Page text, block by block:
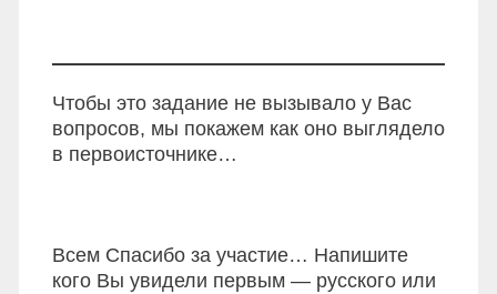
Чтобы это задание не вызывало у Вас
вопросов, мы покажем как оно выглядело
в первоисточнике…
Всем Спасибо за участие… Напишите
кого Вы увидели первым — русского или